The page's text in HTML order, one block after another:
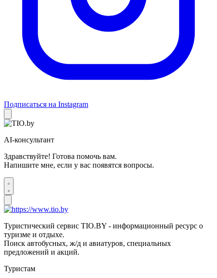
Подписаться на Instagram
AI-консультант
Здравствуйте! Готова помочь вам.
Напишите мне, если у вас появятся вопросы.
Туристический сервис TIO.BY - информационный ресурс о
туризме и отдыхе.
Поиск автобусных, ж/д и авиатуров, специальных
предложений и акций.
Туристам